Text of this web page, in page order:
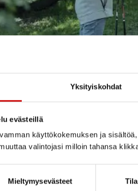
Yksityiskohdat
evästeillä
käyttökokemuksen ja
valintojasi milloin tahansa
Mieltymysevästeet
26.9 ja 3.10 tiistaisin
ammattilaisen opastuksella